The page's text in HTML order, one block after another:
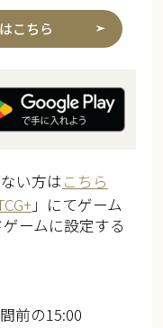
こちら
い方はこちら
」にてゲーム
ームに設定する
前の15:00